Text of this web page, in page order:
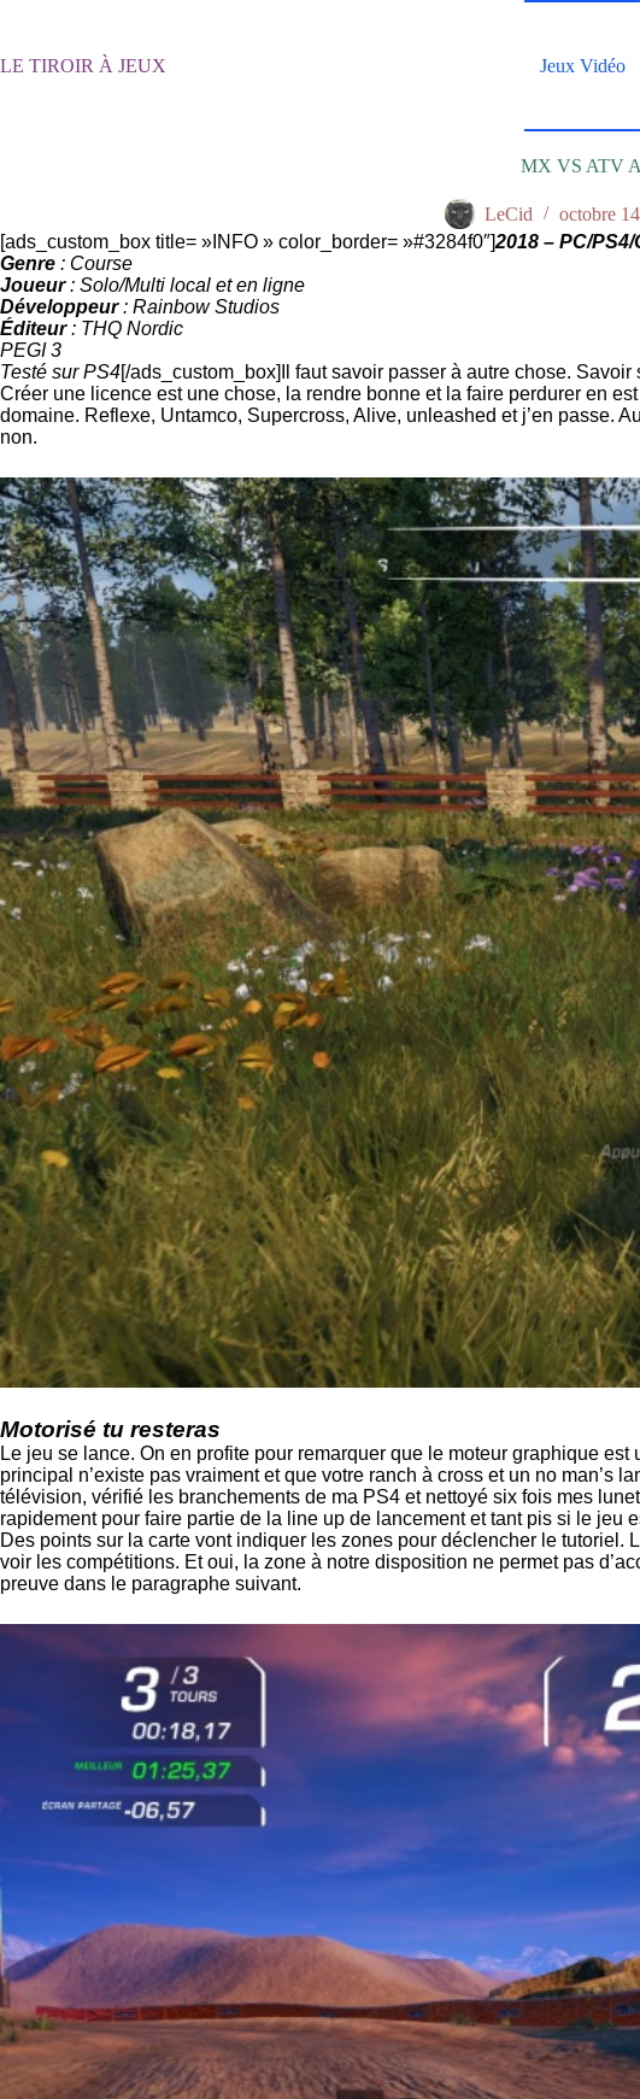
LE TIROIR À JEUX Jeux Vidéo
MX VS ATV
LeCid octobre
[ads_custom_box title= »INFO » color_border= »#3284f0″]2018 – PC/PS4/
Genre : Course
Joueur: Solo/Multi local et en ligne
Développeur: Rainbow Studios
Éditeur: THQ Nordic
PEGI 3
Testé sur PS4[/ads_custom_box]Il faut savoir passer à autre chose.
Créer une licence est une chose, la rendre bonne et la faire perdurer en
domaine. Reflexe, Untamco, Supercross, Alive, unleashed et j’en passe.
non.
Motorisé tu resteras
Le jeu se lance. On en profite pour remarquer que le moteur graphique
principal n’existe pas vraiment et que votre ranch à cross et un no man’s
télévision, vérifié les branchements de ma PS4 et nettoyé six fois mes
rapidement pour faire partie de la line up de lancement et tant pis si le jeu
Des points sur la carte vont indiquer les zones pour déclencher le tutoriel.
voir les compétitions. Et oui, la zone à notre disposition ne permet pas
preuve dans le paragraphe suivant.